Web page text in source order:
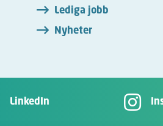
Lediga jobb
Nyheter
LinkedIn